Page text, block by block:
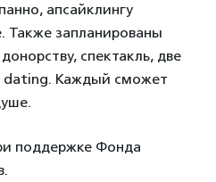
апсайклингу
Также запланированы
спектакль, две
dating. Каждый сможет
поддержке Фонда